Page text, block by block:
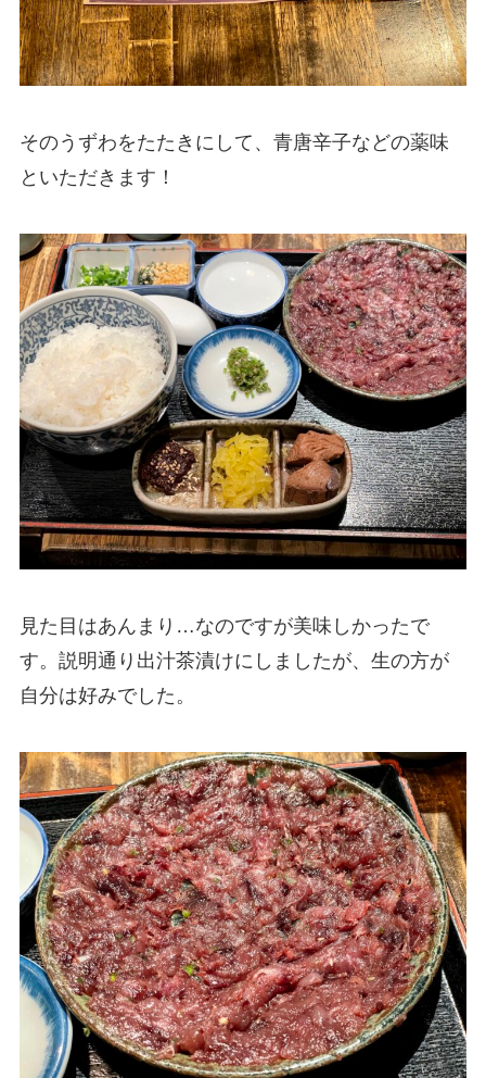
そのうずわをたたきにして、青唐辛子などの薬味
といただきます！
見た目はあんまり…なのですが美味しかったで
す。説明通り出汁茶漬けにしましたが、生の方が
自分は好みでした。